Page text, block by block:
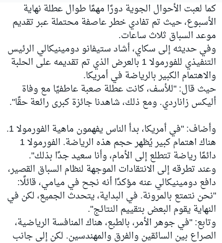
كما لعبت الأحوال الجوية دورًا مهمًا طوال عطلة نهاية
الأسبوع، حيث تم تفادي خطر عاصفة محتملة عبر تقديم
موعد السباق ثلاث ساعات.
وفي حديثه إلى سكاي، أشاد ستيفانو دومينيكالي الرئيس
التنفيذي للفورمولا 1 بالعرض الذي تم تقديمه على الحلبة
والاهتمام الكبير بالرياضة في أمريكا.
حيث قال: "للأسف، كانت عطلة صعبة عاطفيًا مع وفاة
أليكس زاناردي. ومع ذلك، شاهدنا جائزة كبرى رائعة حقًا".
وأضاف: "في أمريكا، بدأ الناس يفهمون ماهية الفورمولا 1.
هناك اهتمام كبير يُظهر حجم هذه الرياضة. الفورمولا 1
دائمًا رياضة تتطلع إلى الأمام، وأنا سعيد جدًا بذلك".
وعند تطرقه إلى الانتقادات الموجهة لنظام السباق القصير،
دافع دومينيكالي عنه مؤكدًا أنه نجح في ميامي، قائلًا:
"نحن نتمتع بالمرونة. في البداية، يتحدث الجميع، لكن في
النهاية يقوم البعض بتقييم النتائج".
وتابع: "في جوهر الأمر، بالطبع، هناك المنافسة الرياضية،
الصراع بين السائقين والفرق والمهندسين. لكن إلى جانب